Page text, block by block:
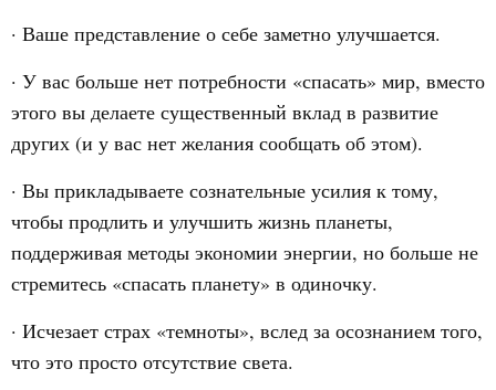
· Ваше представление о себе заметно улучшается.
· У вас больше нет потребности «спасать» мир, вместо
этого вы делаете существенный вклад в развитие
других (и у вас нет желания сообщать об этом).
· Вы прикладываете сознательные усилия к тому,
чтобы продлить и улучшить жизнь планеты,
поддерживая методы экономии энергии, но больше не
стремитесь «спасать планету» в одиночку.
· Исчезает страх «темноты», вслед за осознанием того,
что это просто отсутствие света.